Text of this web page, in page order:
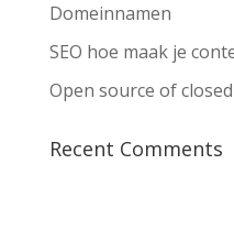
Domeinnamen
SEO hoe maak je
Open source of
Recent Comments